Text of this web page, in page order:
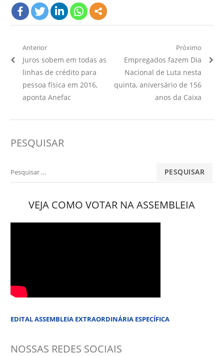
Navegação
de
Post
Anterior
Artigo
Anterior:
Juros sobem em todas as
linhas de crédito para
pessoa física em 2016,
aponta Anefac
Próximo
Próximo
Artigo:
Empregados fazem Dia
Nacional de Luta nesta
quinta, aniversário de 156
anos da Caixa
PESQUISAR
Pesquisar
VEJA COMO VOTAR NA ASSEMBLEIA
EDITAL ASSEMBLEIA EXTRAORDINÁRIA ESPECÍFICA
NOSSAS REDES SOCIAIS